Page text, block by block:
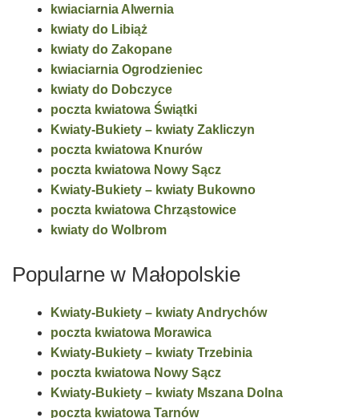
kwiaciarnia Alwernia
kwiaty do Libiąż
kwiaty do Zakopane
kwiaciarnia Ogrodzieniec
kwiaty do Dobczyce
poczta kwiatowa Świątki
Kwiaty-Bukiety – kwiaty Zakliczyn
poczta kwiatowa Knurów
poczta kwiatowa Nowy Sącz
Kwiaty-Bukiety – kwiaty Bukowno
poczta kwiatowa Chrząstowice
kwiaty do Wolbrom
Popularne w Małopolskie
Kwiaty-Bukiety – kwiaty Andrychów
poczta kwiatowa Morawica
Kwiaty-Bukiety – kwiaty Trzebinia
poczta kwiatowa Nowy Sącz
Kwiaty-Bukiety – kwiaty Mszana Dolna
poczta kwiatowa Tarnów